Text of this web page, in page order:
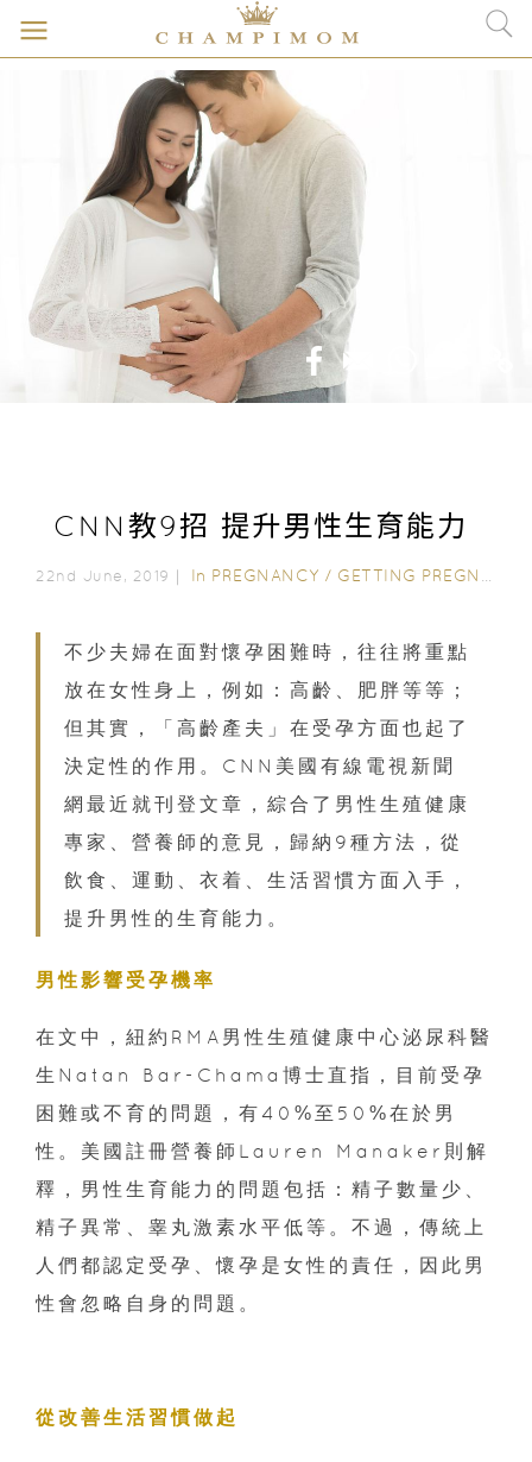
CNN教9招 提升男性生育能力
22nd June, 2019｜ In PREGNANCY / GETTING PREGNANT
不少夫婦在面對懷孕困難時，往往將重點
放在女性身上，例如：高齡、肥胖等等；
但其實，「高齡產夫」在受孕方面也起了
決定性的作用。CNN美國有線電視新聞
網最近就刊登文章，綜合了男性生殖健康
專家、營養師的意見，歸納9種方法，從
飲食、運動、衣着、生活習慣方面入手，
提升男性的生育能力。
男性影響受孕機率
在文中，紐約RMA男性生殖健康中心泌尿科醫
生Natan Bar-Chama博士直指，目前受孕
困難或不育的問題，有40%至50%在於男
性。美國註冊營養師Lauren Manaker則解
釋，男性生育能力的問題包括：精子數量少、
精子異常、睾丸激素水平低等。不過，傳統上
人們都認定受孕、懷孕是女性的責任，因此男
性會忽略自身的問題。
從改善生活習慣做起